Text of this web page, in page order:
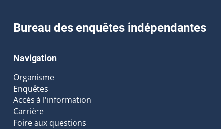
Bureau des enquêtes indépendantes
Navigation
Organisme
Enquêtes
Accès à l'information
Carrière
Foire aux questions